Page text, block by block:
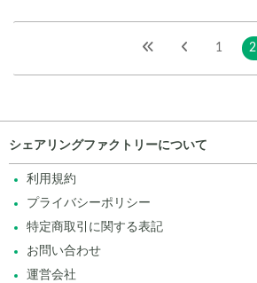
1 2
シェアリングファクトリーについて
利用規約
プライバシーポリシー
特定商取引に関する表記
お問い合わせ
運営会社